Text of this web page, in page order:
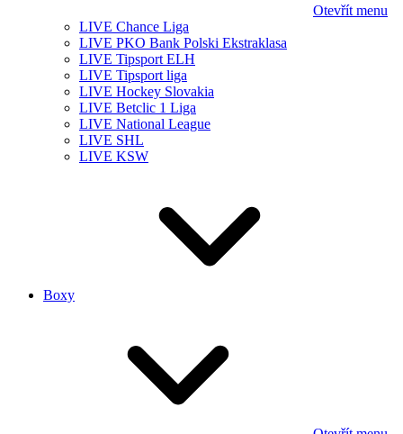
Otevřít menu
LIVE Chance Liga
LIVE PKO Bank Polski Ekstraklasa
LIVE Tipsport ELH
LIVE Tipsport liga
LIVE Hockey Slovakia
LIVE Betclic 1 Liga
LIVE National League
LIVE SHL
LIVE KSW
Boxy